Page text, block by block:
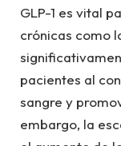
GLP-1 es vital
crónicas como
pacientes al
sangre y
embargo, la